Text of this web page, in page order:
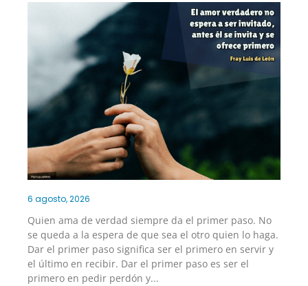
6 agosto, 2026
Quien ama de verdad siempre da el primer paso. No
se queda a la espera de que sea el otro quien lo haga.
Dar el primer paso significa ser el primero en servir y
el último en recibir. Dar el primer paso es ser el
primero en pedir perdón y